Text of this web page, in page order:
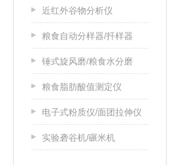
近红外谷物分析仪
粮食自动分样器/扦样器
锤式旋风磨/粮食水分磨
粮食脂肪酸值测定仪
电子式粉质仪/面团拉伸仪
实验砻谷机/碾米机